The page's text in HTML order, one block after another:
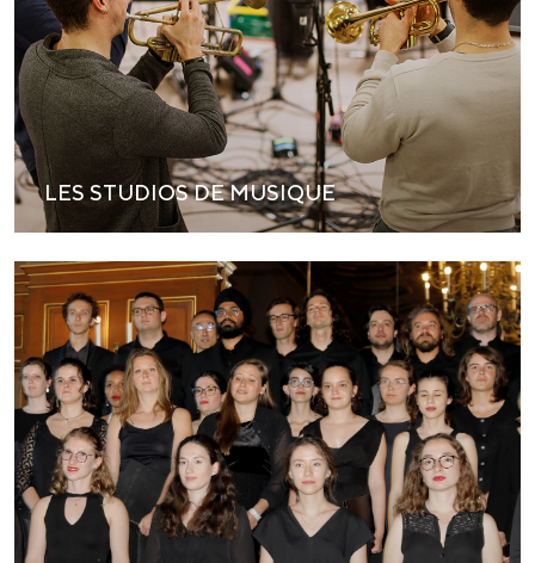
LES STUDIOS DE MUSIQUE